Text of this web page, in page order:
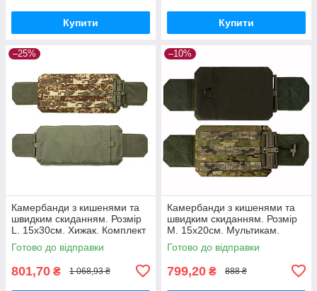
Купити Купити
–25%
Камербанди з кишенями та
швидким скиданням. Розмір
L. 15х30см. Хижак. Комплект
из 2 шт.
Готово до відправки
801,70 ₴ 1 068,93 ₴
–10%
Камербанди з кишенями та
швидким скиданням. Розмір
M. 15х20см. Мультикам.
Комплект з 2 шт.
Готово до відправки
799,20 ₴ 888 ₴